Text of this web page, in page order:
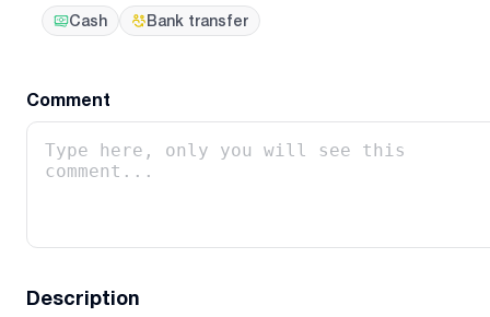
Cash Bank transfer
Comment
Description